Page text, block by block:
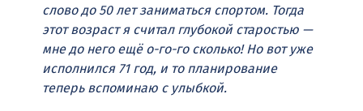
слово до 50 лет заниматься спортом. Тогда
этот возраст я считал глубокой старостью —
мне до него ещё о-го-го сколько! Но вот уже
исполнился 71 год, и то планирование
теперь вспоминаю с улыбкой.